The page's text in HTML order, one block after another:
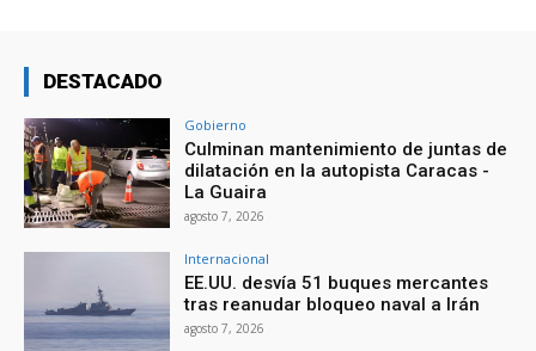
DESTACADO
Gobierno
Culminan mantenimiento de juntas de
dilatación en la autopista Caracas -
La Guaira
agosto 7, 2026
Internacional
EE.UU. desvía 51 buques mercantes
tras reanudar bloqueo naval a Irán
agosto 7, 2026